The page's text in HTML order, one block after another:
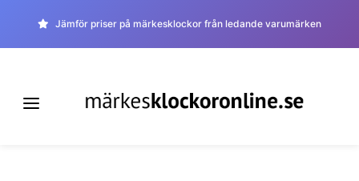
Jämför priser på märkesklockor från ledande varumärken